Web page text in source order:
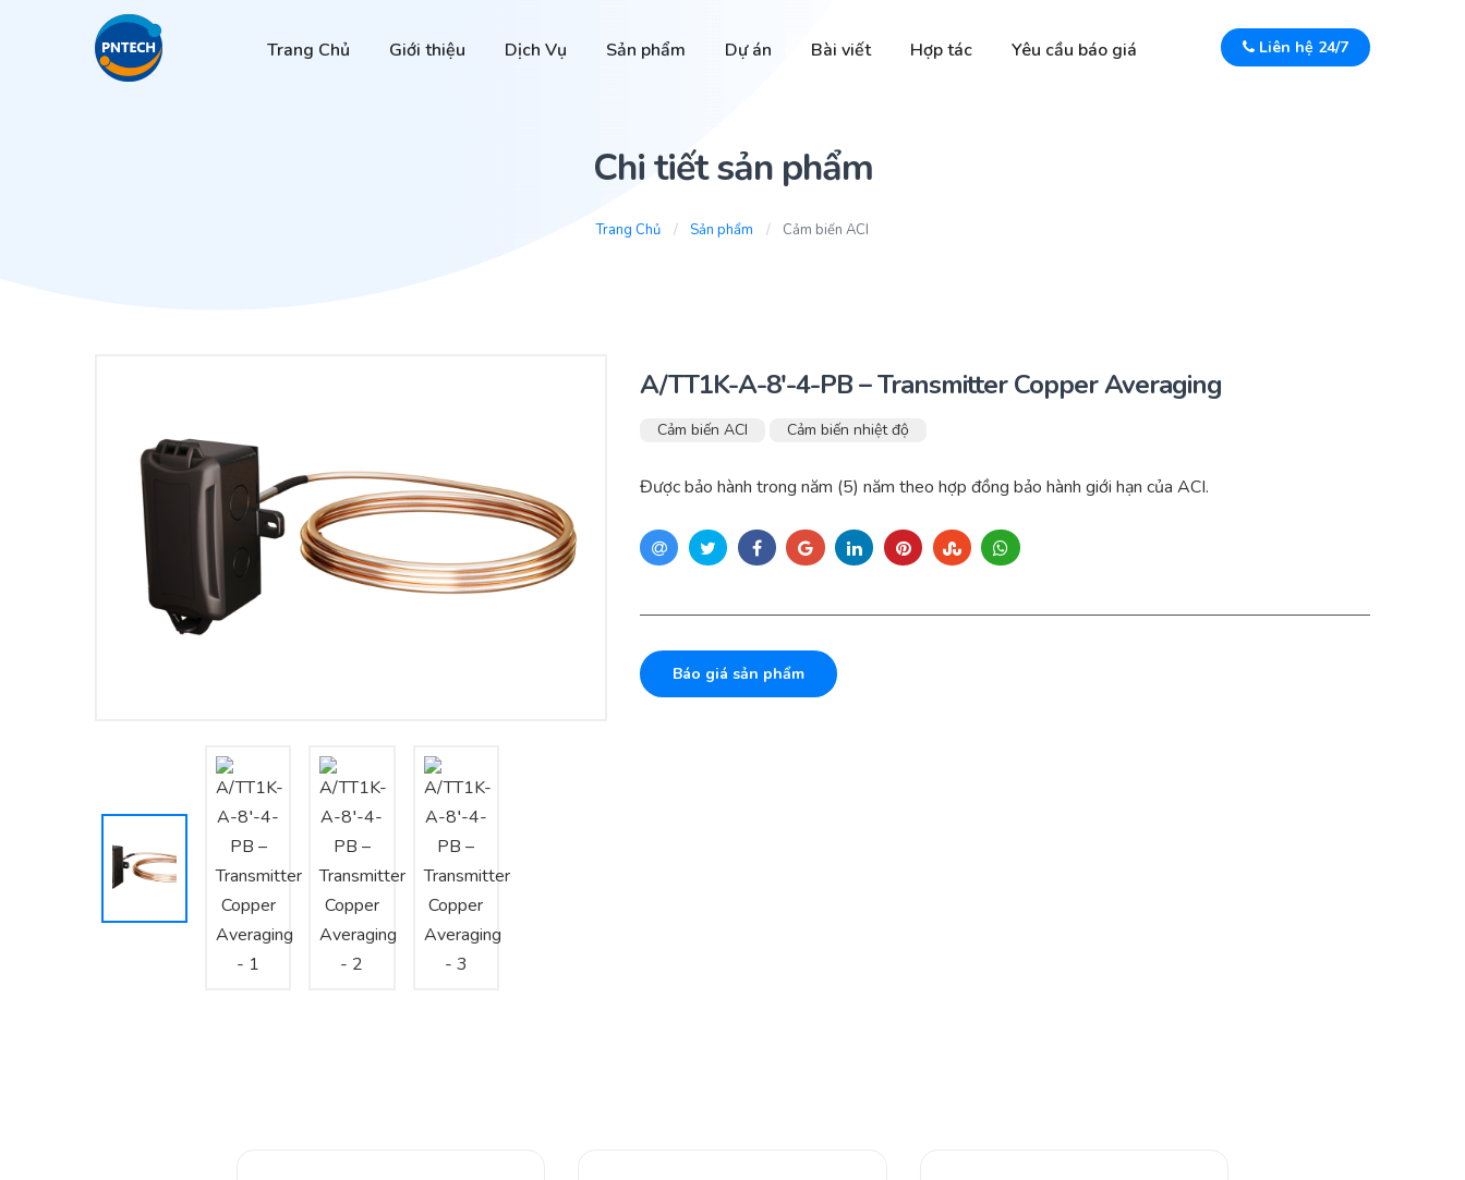
Trang Chủ Giới thiệu Dịch Vụ Sản phẩm Dự án Bài viết Hợp tác Yêu cầu báo giá Liên hệ 24/7
Chi tiết sản phẩm
Trang Chủ Sản phẩm Cảm biến ACI
A/TT1K-A-8′-4-PB – Transmitter Copper Averaging
Cảm biến ACI Cảm biến nhiệt độ
Được bảo hành trong năm (5) năm theo hợp đồng bảo hành giới hạn của ACI.
Báo giá sản phẩm